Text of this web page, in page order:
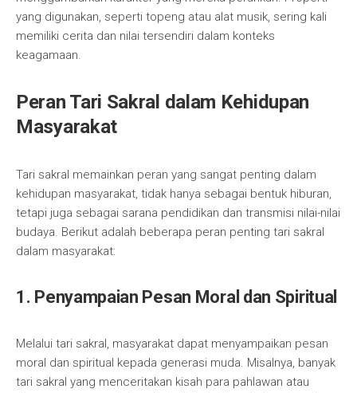
yang digunakan, seperti topeng atau alat musik, sering kali
memiliki cerita dan nilai tersendiri dalam konteks
keagamaan.
Peran Tari Sakral dalam Kehidupan
Masyarakat
Tari sakral memainkan peran yang sangat penting dalam
kehidupan masyarakat, tidak hanya sebagai bentuk hiburan,
tetapi juga sebagai sarana pendidikan dan transmisi nilai-nilai
budaya. Berikut adalah beberapa peran penting tari sakral
dalam masyarakat:
1. Penyampaian Pesan Moral dan Spiritual
Melalui tari sakral, masyarakat dapat menyampaikan pesan
moral dan spiritual kepada generasi muda. Misalnya, banyak
tari sakral yang menceritakan kisah para pahlawan atau